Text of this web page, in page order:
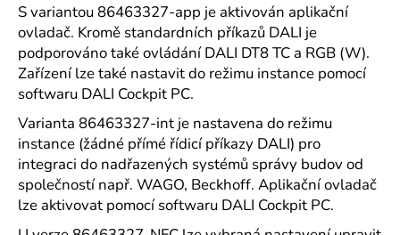
S variantou 86463327-app je aktivován aplikační
ovladač. Kromě standardních příkazů DALI je
podporováno také ovládání DALI DT8 TC a RGB (W).
Zařízení lze také nastavit do režimu instance pomocí
softwaru DALI Cockpit PC.
Varianta 86463327-int je nastavena do režimu
instance (žádné přímé řídicí příkazy DALI) pro
integraci do nadřazených systémů správy budov od
společností např. WAGO, Beckhoff. Aplikační ovladač
lze aktivovat pomocí softwaru DALI Cockpit PC.
D
o
p
o
r
u
č
u
j